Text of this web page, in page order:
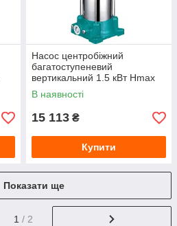
Насос центробіжний
багатоступеневий
вертикальний 1.5 кВт Hmax
74 м Qmax 100 л/хв LEO 3.0
EVPm4-6
В наявності
15 113 ₴
Купити
Показати ще
1 / 2